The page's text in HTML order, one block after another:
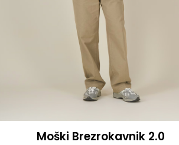
Moški Brezrokavnik 2.0